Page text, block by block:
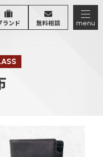
ランド 無料相談 menu